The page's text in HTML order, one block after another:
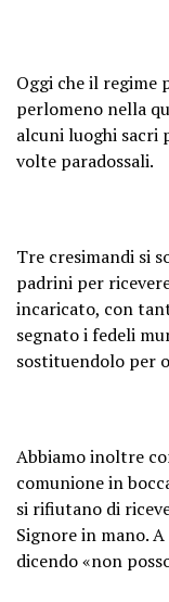
Oggi che il regime
perlomeno nella
alcuni luoghi sacri
volte paradossali.
Tre cresimandi si
padrini per
incaricato, con
segnato i fedeli
sostituendolo per
Abbiamo inoltre
comunione in
si rifiutano di
Signore in mano.
dicendo «non